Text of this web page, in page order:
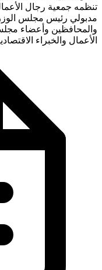
تنظمه جمعية رجال
مدبولي رئيس مجلس
والمحافظين وأعضاء
الأعمال والخبراء